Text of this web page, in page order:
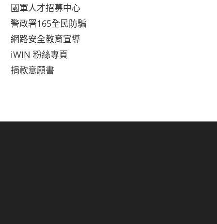
國軍人才招募中心
警政署165全民防騙
網路安全教育宣導
iWIN 粉絲專頁
捐款意願書